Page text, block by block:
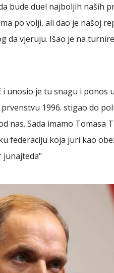
bude duel najboljih naših
po volji, ali dao je našoj
da vjeruju. Išao je na
unosio je tu snagu i ponos
1996. stigao do
nas. Sada imamo Tomasa
federaciju koja juri kao
junajteda"